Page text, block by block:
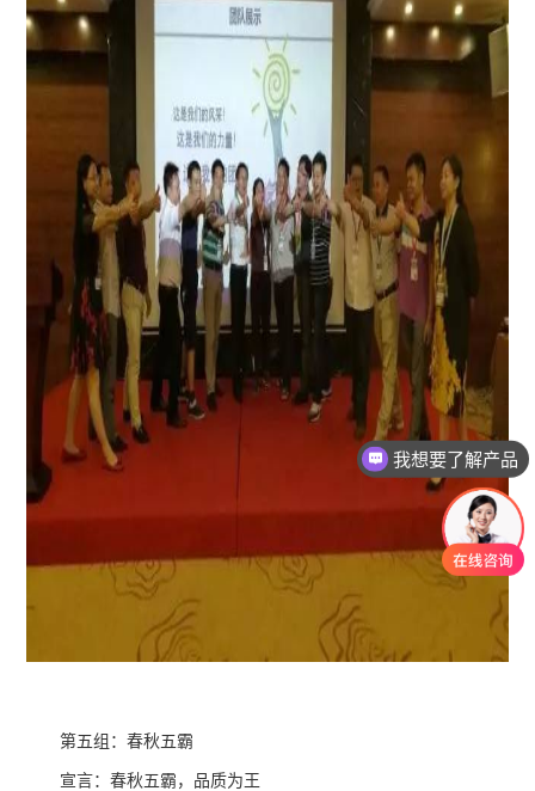
第五组：春秋五霸
宣言：春秋五霸，品质为王
有没有对应案例